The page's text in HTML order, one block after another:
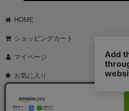
＞詳細は画像を
【これからご注文する場合】
願いします。
②宛名（空欄は上様は不可）
③但し書き（空欄やお品代は不可）
【すでにご注文が完了している場合】
①お電話・メール・LINEにて領収書
②後日、郵送にて領収書を送らせて頂
HOME
ショッピングカート
マイページ
お気に入り